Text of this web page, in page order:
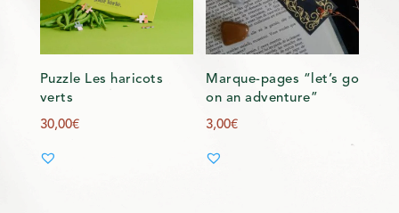
Puzzle Les haricots
verts
30,00€
Marque-pages “let’s go
on an adventure”
3,00€